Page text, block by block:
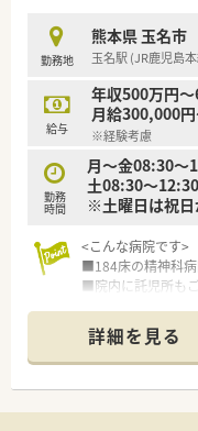
スの実績!
産休、育休取得は
育児休業より復
です。
法律では3歳まで
用可能♪
〇転居を伴う異動
用も可)
帰省旅費（年2回5
す。
■精神科病院や老
療から専門治療ま
■薬剤師が専門性
剤師の資格取得支
す。
【求人情報について
■パートタイマー
水準の設定となっ
り、ライフスタイ
■病院実務の経験
相当の提示を受け
勤務地
熊本県 玉名市
玉名駅 (JR鹿児島
給与
年収500万円
月給300,000
※経験考慮
勤務
時間
月～金08:30～
土08:30～
※土曜日は祝
<こんな病院です>
■184床の精神科病
■院内に託児所もご
＜薬剤課情報＞
■薬剤師は常時2名
■残業はほぼ0時間
詳細を見る